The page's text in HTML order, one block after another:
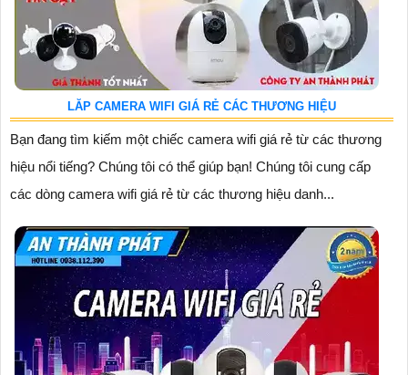
LĂP CAMERA WIFI GIÁ RẺ CÁC THƯƠNG HIỆU
Bạn đang tìm kiếm một chiếc camera wifi giá rẻ từ các thương
hiệu nổi tiếng? Chúng tôi có thể giúp bạn! Chúng tôi cung cấp
các dòng camera wifi giá rẻ từ các thương hiệu danh...